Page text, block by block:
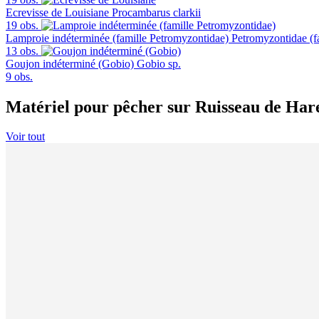
Ecrevisse de Louisiane Procambarus clarkii
19 obs.
Lamproie indéterminée (famille Petromyzontidae) Petromyzontidae
13 obs.
Goujon indéterminé (Gobio) Gobio sp.
9 obs.
Matériel pour pêcher sur Ruisseau de
Voir tout